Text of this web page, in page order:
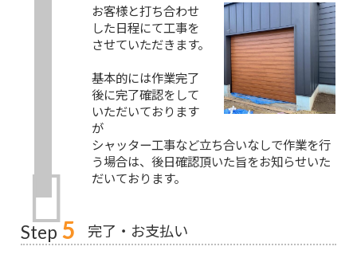
お客様と打ち合わせ
した日程にて工事を
させていただきます。
基本的には作業完了
後に完了確認をして
いただいております
が
シャッター工事など立ち合いなしで作業を行
う場合は、後日確認頂いた旨をお知らせいた
だいております。
Step 5 完了・お支払い